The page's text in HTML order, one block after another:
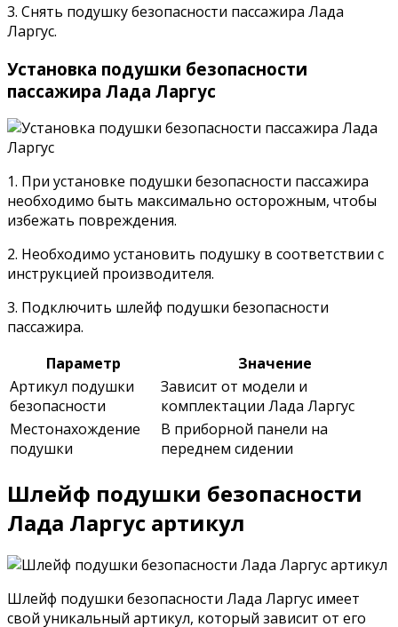
3. Снять подушку безопасности пассажира Лада
Ларгус.
Установка подушки безопасности
пассажира Лада Ларгус
1. При установке подушки безопасности пассажира
необходимо быть максимально осторожным, чтобы
избежать повреждения.
2. Необходимо установить подушку в соответствии с
инструкцией производителя.
3. Подключить шлейф подушки безопасности
пассажира.
Параметр
Значение
Артикул подушки
безопасности
Зависит от модели и
комплектации Лада Ларгус
Местонахождение
подушки
В приборной панели на
переднем сидении
Шлейф подушки безопасности
Лада Ларгус артикул
Шлейф подушки безопасности Лада Ларгус имеет
свой уникальный артикул, который зависит от его